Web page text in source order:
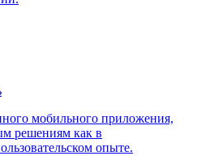
мобильного приложения,
решениям как в
опыте.